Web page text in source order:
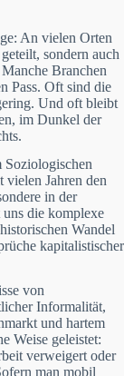
An vielen Orten
sondern auch
Branchen
Pass. Oft sind die
Und oft bleibt
im Dunkel der
vielen Jahren den
in der
die komplexe
Wandel
kapitalistischer
von
Informalität,
und hartem
Weise geleistet:
verweigert oder
man mobil